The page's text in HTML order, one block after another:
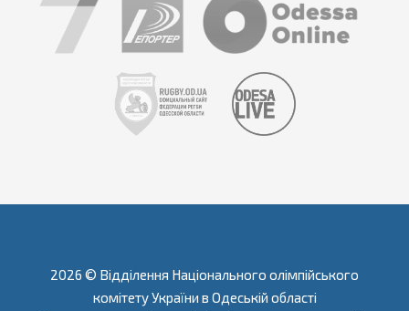
2026 © Відділення Національного олімпійського
комітету України в Одеській області